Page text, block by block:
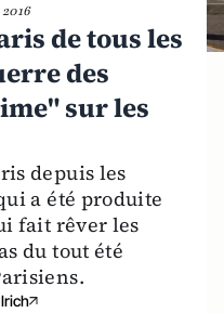
de tous les
des
sur les
depuis les
a été produite
fait rêver les
du tout été